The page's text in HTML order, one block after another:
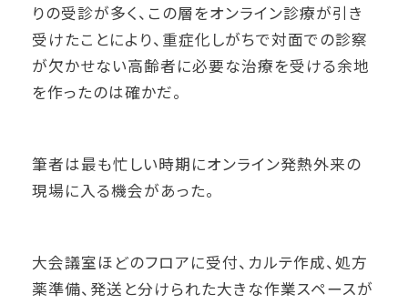
りの受診が多く、この層をオンライン診療が引き
受けたことにより、重症化しがちで対面での診察
が欠かせない高齢者に必要な治療を受ける余地
を作ったのは確かだ。
筆者は最も忙しい時期にオンライン発熱外来の
現場に入る機会があった。
大会議室ほどのフロアに受付、カルテ作成、処方
薬準備、発送と分けられた大きな作業スペースが